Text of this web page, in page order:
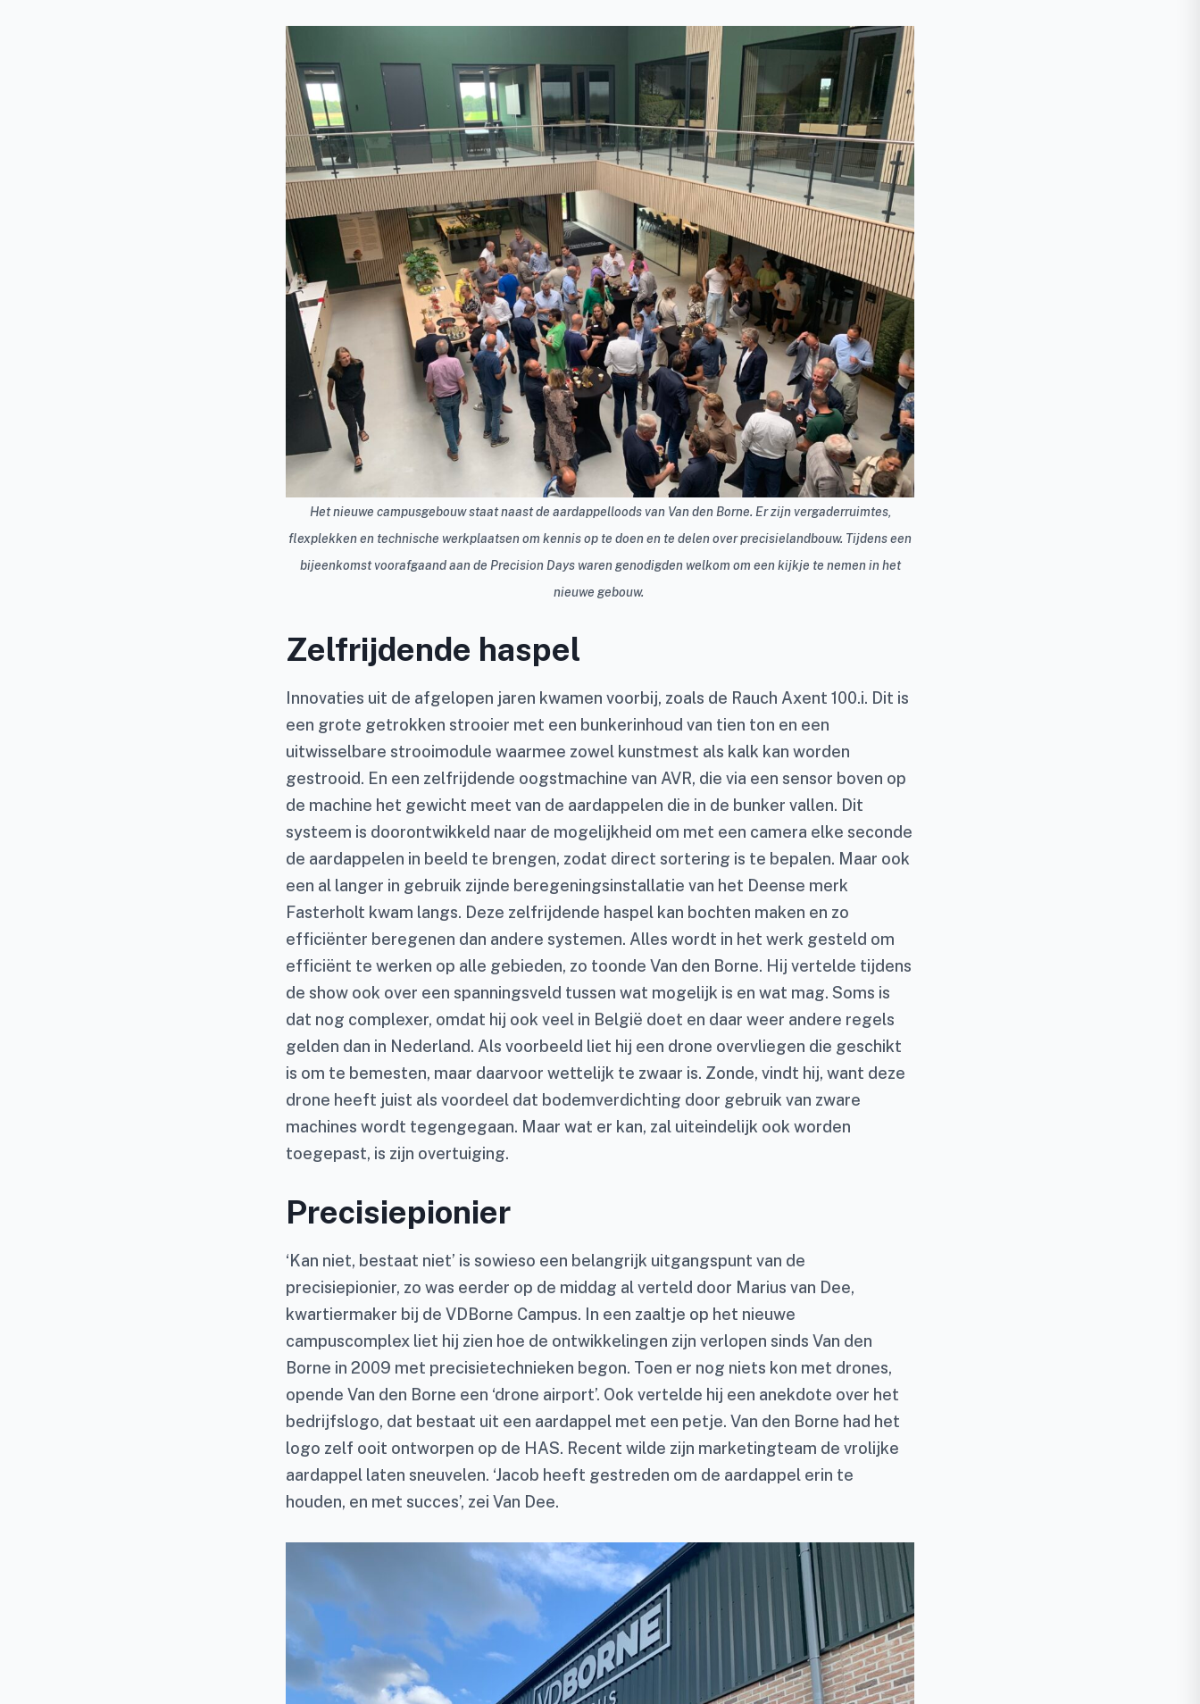
Het nieuwe campusgebouw staat naast de aardappelloods van Van den Borne. Er zijn vergaderruimtes,
flexplekken en technische werkplaatsen om kennis op te doen en te delen over precisielandbouw. Tijdens een
bijeenkomst voorafgaand aan de Precision Days waren genodigden welkom om een kijkje te nemen in het
nieuwe gebouw.
Zelfrijdende haspel
Innovaties uit de afgelopen jaren kwamen voorbij, zoals de Rauch Axent 100.i. Dit is
een grote getrokken strooier met een bunkerinhoud van tien ton en een
uitwisselbare strooimodule waarmee zowel kunstmest als kalk kan worden
gestrooid. En een zelfrijdende oogstmachine van AVR, die via een sensor boven op
de machine het gewicht meet van de aardappelen die in de bunker vallen. Dit
systeem is doorontwikkeld naar de mogelijkheid om met een camera elke seconde
de aardappelen in beeld te brengen, zodat direct sortering is te bepalen. Maar ook
een al langer in gebruik zijnde beregeningsinstallatie van het Deense merk
Fasterholt kwam langs. Deze zelfrijdende haspel kan bochten maken en zo
efficiënter beregenen dan andere systemen. Alles wordt in het werk gesteld om
efficiënt te werken op alle gebieden, zo toonde Van den Borne. Hij vertelde tijdens
de show ook over een spanningsveld tussen wat mogelijk is en wat mag. Soms is
dat nog complexer, omdat hij ook veel in België doet en daar weer andere regels
gelden dan in Nederland. Als voorbeeld liet hij een drone overvliegen die geschikt
is om te bemesten, maar daarvoor wettelijk te zwaar is. Zonde, vindt hij, want deze
drone heeft juist als voordeel dat bodemverdichting door gebruik van zware
machines wordt tegengegaan. Maar wat er kan, zal uiteindelijk ook worden
toegepast, is zijn overtuiging.
Precisiepionier
‘Kan niet, bestaat niet’ is sowieso een belangrijk uitgangspunt van de
precisiepionier, zo was eerder op de middag al verteld door Marius van Dee,
kwartiermaker bij de VDBorne Campus. In een zaaltje op het nieuwe
campuscomplex liet hij zien hoe de ontwikkelingen zijn verlopen sinds Van den
Borne in 2009 met precisietechnieken begon. Toen er nog niets kon met drones,
opende Van den Borne een ‘drone airport’. Ook vertelde hij een anekdote over het
bedrijfslogo, dat bestaat uit een aardappel met een petje. Van den Borne had het
logo zelf ooit ontworpen op de HAS. Recent wilde zijn marketingteam de vrolijke
aardappel laten sneuvelen. ‘Jacob heeft gestreden om de aardappel erin te
houden, en met succes’, zei Van Dee.